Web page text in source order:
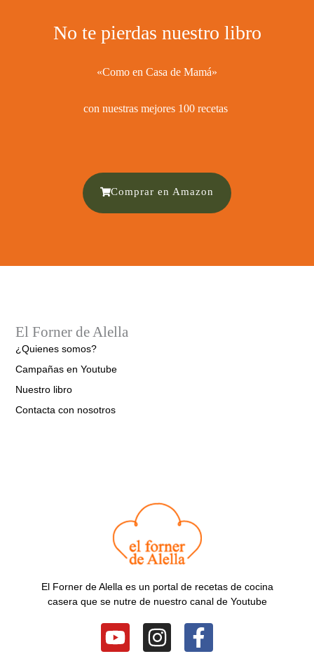
No te pierdas nuestro libro
«Como en Casa de Mamá»
con nuestras mejores 100 recetas ​
Comprar en Amazon
El Forner de Alella es un portal de recetas de cocina
casera que se nutre de nuestro canal de Youtube
Y
o
I
n
F
a
El Forner de Alella
¿Quienes somos?
Campañas en Youtube
Nuestro libro
Contacta con nosotros